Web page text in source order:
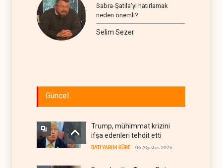
Sabra-Şatila’yı hatırlamak
neden önemli?
Selim Sezer
Güncel
Trump, mühimmat krizini
ifşa edenleri tehdit etti
BATI YARIM KÜRE 06 Ağustos 2026